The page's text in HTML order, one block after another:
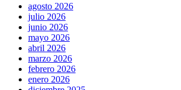
agosto 2026
julio 2026
junio 2026
mayo 2026
abril 2026
marzo 2026
febrero 2026
enero 2026